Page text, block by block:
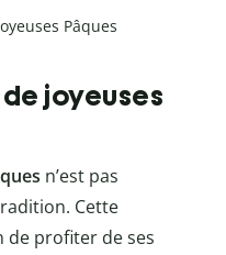
Pâques
joyeuses
n’est pas
Cette
de profiter de ses